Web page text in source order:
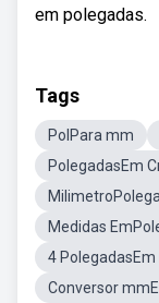
em polegadas.
Tags
PolPara mm
PolegadasEm
Medidas
4
Conversor